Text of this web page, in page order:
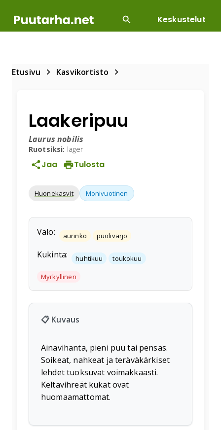
Keskustelut
Etusivu Kasvikortisto
Laakeripuu
Laurus nobilis
Ruotsiksi: lager
Jaa Tulosta
Huonekasvit Monivuotinen
Valo: aurinko puolivarjo
Kukinta: huhtikuu toukokuu
Myrkyllinen
📋 Kuvaus
Ainavihanta, pieni puu tai pensas.
Soikeat, nahkeat ja teräväkärkiset
lehdet tuoksuvat voimakkaasti.
Keltavihreät kukat ovat
huomaamattomat.